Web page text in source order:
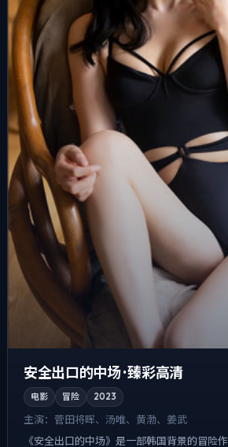
安全出口的中场 · 臻彩高清
电影 冒险 2023
主演： 菅田将晖、汤唯、黄渤、姜武
《安全出口的中场》是一部韩国背景的冒险